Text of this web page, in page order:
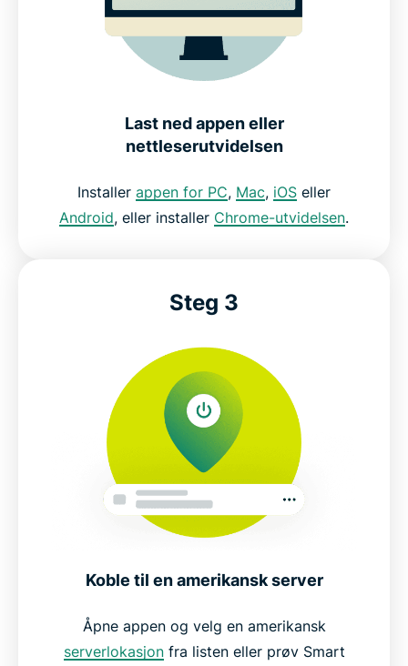
Last ned appen eller
nettleserutvidelsen
Installer appen for PC, Mac, iOS eller
Android, eller installer Chrome-utvidelsen.
Steg 3
Koble til en amerikansk server
Åpne appen og velg en amerikansk
serverlokasjonfra listen eller prøv Smart